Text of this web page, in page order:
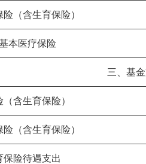
（含生育保险）
本医疗保险
三、基
含生育保险）
（含生育保险）
保险待遇支出